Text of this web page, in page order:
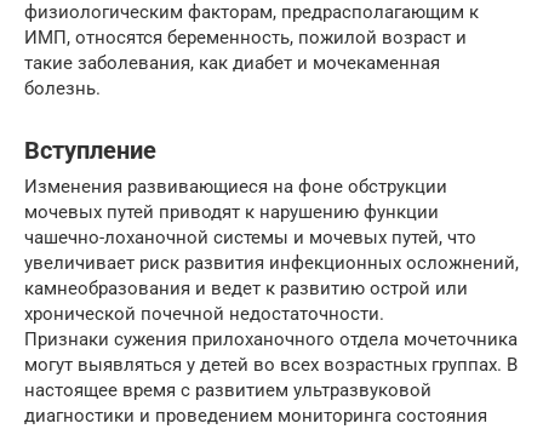
физиологическим факторам, предрасполагающим к
ИМП, относятся беременность, пожилой возраст и
такие заболевания, как диабет и мочекаменная
болезнь.
Вступление
Изменения развивающиеся на фоне обструкции
мочевых путей приводят к нарушению функции
чашечно-лоханочной системы и мочевых путей, что
увеличивает риск развития инфекционных осложнений,
камнеобразования и ведет к развитию острой или
хронической почечной недостаточности.
Признаки сужения прилоханочного отдела мочеточника
могут выявляться у детей во всех возрастных группах. В
настоящее время с развитием ультразвуковой
диагностики и проведением мониторинга состояния